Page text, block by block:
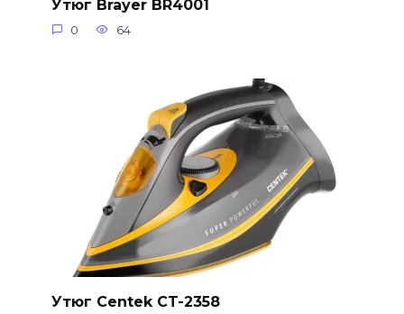
Утюг Brayer BR4001
0 64
Утюг Centek CT-2358